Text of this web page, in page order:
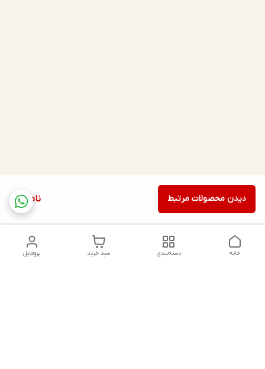
ناموجود دیدن محصولات مرتبط
پروفایل سبد خرید دسته‌بندی خانه